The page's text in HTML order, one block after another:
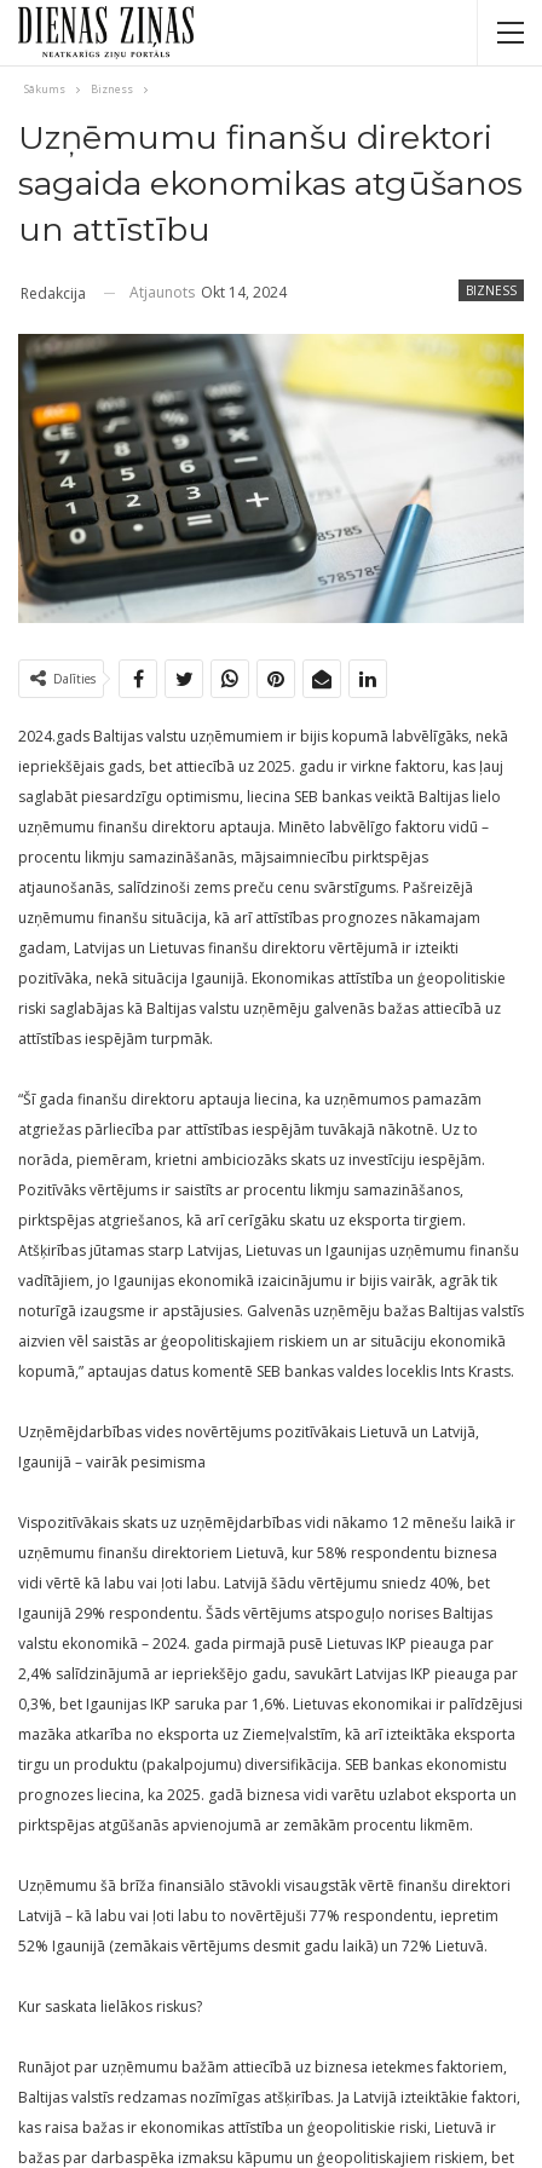
Sākums Bizness
Uzņēmumu finanšu direktori
sagaida ekonomikas atgūšanos
un attīstību
BIZNESS
Redakcija Atjaunots Okt 14, 2024
Dalīties
2024.gads Baltijas valstu uzņēmumiem ir bijis kopumā labvēlīgāks, nekā
iepriekšējais gads, bet attiecībā uz 2025. gadu ir virkne faktoru, kas ļauj
saglabāt piesardzīgu optimismu, liecina SEB bankas veiktā Baltijas lielo
uzņēmumu finanšu direktoru aptauja. Minēto labvēlīgo faktoru vidū –
procentu likmju samazināšanās, mājsaimniecību pirktspējas
atjaunošanās, salīdzinoši zems preču cenu svārstīgums. Pašreizējā
uzņēmumu finanšu situācija, kā arī attīstības prognozes nākamajam
gadam, Latvijas un Lietuvas finanšu direktoru vērtējumā ir izteikti
pozitīvāka, nekā situācija Igaunijā. Ekonomikas attīstība un ģeopolitiskie
riski saglabājas kā Baltijas valstu uzņēmēju galvenās bažas attiecībā uz
attīstības iespējām turpmāk.
“Šī gada finanšu direktoru aptauja liecina, ka uzņēmumos pamazām
atgriežas pārliecība par attīstības iespējām tuvākajā nākotnē. Uz to
norāda, piemēram, krietni ambiciozāks skats uz investīciju iespējām.
Pozitīvāks vērtējums ir saistīts ar procentu likmju samazināšanos,
pirktspējas atgriešanos, kā arī cerīgāku skatu uz eksporta tirgiem.
Atšķirības jūtamas starp Latvijas, Lietuvas un Igaunijas uzņēmumu finanšu
vadītājiem, jo Igaunijas ekonomikā izaicinājumu ir bijis vairāk, agrāk tik
noturīgā izaugsme ir apstājusies. Galvenās uzņēmēju bažas Baltijas valstīs
aizvien vēl saistās ar ģeopolitiskajiem riskiem un ar situāciju ekonomikā
kopumā,” aptaujas datus komentē SEB bankas valdes loceklis Ints Krasts.
Uzņēmējdarbības vides novērtējums pozitīvākais Lietuvā un Latvijā,
Igaunijā – vairāk pesimisma
Vispozitīvākais skats uz uzņēmējdarbības vidi nākamo 12 mēnešu laikā ir
uzņēmumu finanšu direktoriem Lietuvā, kur 58% respondentu biznesa
vidi vērtē kā labu vai ļoti labu. Latvijā šādu vērtējumu sniedz 40%, bet
Igaunijā 29% respondentu. Šāds vērtējums atspoguļo norises Baltijas
valstu ekonomikā – 2024. gada pirmajā pusē Lietuvas IKP pieauga par
2,4% salīdzinājumā ar iepriekšējo gadu, savukārt Latvijas IKP pieauga par
0,3%, bet Igaunijas IKP saruka par 1,6%. Lietuvas ekonomikai ir palīdzējusi
mazāka atkarība no eksporta uz Ziemeļvalstīm, kā arī izteiktāka eksporta
tirgu un produktu (pakalpojumu) diversifikācija. SEB bankas ekonomistu
prognozes liecina, ka 2025. gadā biznesa vidi varētu uzlabot eksporta un
pirktspējas atgūšanās apvienojumā ar zemākām procentu likmēm.
Uzņēmumu šā brīža finansiālo stāvokli visaugstāk vērtē finanšu direktori
Latvijā – kā labu vai ļoti labu to novērtējuši 77% respondentu, iepretim
52% Igaunijā (zemākais vērtējums desmit gadu laikā) un 72% Lietuvā.
Kur saskata lielākos riskus?
Runājot par uzņēmumu bažām attiecībā uz biznesa ietekmes faktoriem,
Baltijas valstīs redzamas nozīmīgas atšķirības. Ja Latvijā izteiktākie faktori,
kas raisa bažas ir ekonomikas attīstība un ģeopolitiskie riski, Lietuvā ir
bažas par darbaspēka izmaksu kāpumu un ģeopolitiskajiem riskiem, bet